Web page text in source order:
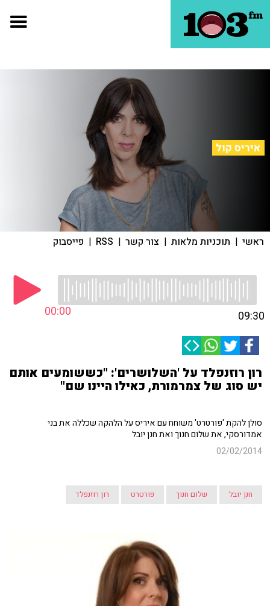
איריס קול
ראשי | תוכניות מלאות | צור קשר |
RSS
| פייסבוק
00:00 09:30
רון רוזנפלד על 'השלושרים': "כששומעים אותם
יש סוג של צמרמורת, כאילו היינו שם"
סולן להקת 'פורטרט' משוחח עם איריס על הלהקה שכללה את בני
אמדורסקי, את שלום חנוך ואת חנן יובל
02/02/2014
חנן יובל שלום חנוך פורטרט רון רוזנפלד